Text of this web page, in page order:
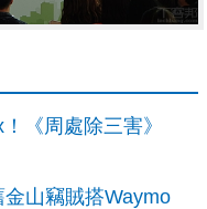
《周處除三害》
山竊賊搭Waymo